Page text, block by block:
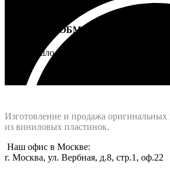
ВОЗВРАТ И ОБМЕН
Не подошло - вернем деньги
Изготовление и продажа оригинальных
из виниловых пластинок.
Наш офис в Москве:
г. Москва, ул. Вербная, д.8, стр.1, оф.22